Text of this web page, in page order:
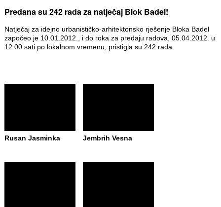
Predana su 242 rada za natječaj Blok Badel!
Natječaj za idejno urbanističko-arhitektonsko rješenje Bloka Badel
započeo je 10.01.2012., i do roka za predaju radova, 05.04.2012. u
12:00 sati po lokalnom vremenu, pristigla su 242 rada.
Rusan Jasminka Jembrih Vesna